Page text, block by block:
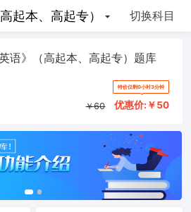
起本、高起专） 切换科目
）
语》（高起本、高起专）题库
￥60
特价仅剩0小时3分钟
优惠价:￥50